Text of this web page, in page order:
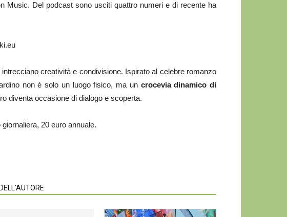
Music. Del podcast sono usciti quattro numeri e di recente ha
creatività e condivisione. Ispirato al celebre romanzo
non è solo un luogo fisico, ma un crocevia dinamico di
diventa occasione di dialogo e scoperta.
20 euro annuale.